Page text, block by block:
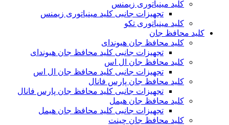
کلید مینیاتوری زیمنس
تجهیزات جانبی کلید مینیاتوری زیمنس
کلید مینیاتوری تکو
کلید محافظ جان
کلید محافظ جان هیوندای
تجهیزات جانبی کلید محافظ جان هیوندای
کلید محافظ جان ال اس
تجهیزات جانبی کلید محافظ جان ال اس
کلید محافظ جان پارس فانال
تجهیزات جانبی کلید محافظ جان پارس فانال
کلید محافظ جان هیمل
تجهیزات جانبی کلید محافظ جان هیمل
کلید محافظ جان چینت